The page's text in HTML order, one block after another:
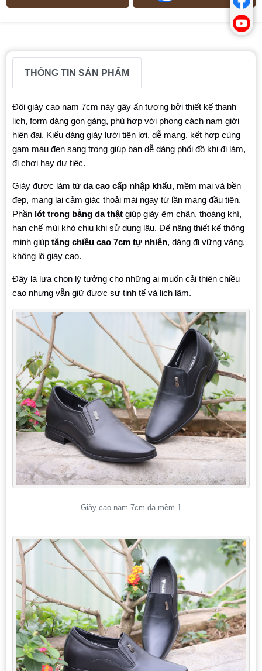
THÔNG TIN SẢN PHẨM
Đôi giày cao nam 7cm này gây ấn tượng bởi thiết kế thanh
lịch, form dáng gọn gàng, phù hợp với phong cách nam giới
hiện đại. Kiểu dáng giày lười tiện lợi, dễ mang, kết hợp cùng
gam màu đen sang trọng giúp bạn dễ dàng phối đồ khi đi làm,
đi chơi hay dự tiệc.
Giày được làm từda cao cấp nhập khẩu, mềm mại và bền
đẹp, mang lại cảm giác thoải mái ngay từ lần mang đầu tiên.
Phần lót trong bằng da thật giúp giày êm chân, thoáng khí,
hạn chế mùi khó chịu khi sử dụng lâu. Đế nâng thiết kế thông
minh giúptăng chiều cao 7cm tự nhiên, dáng đi vững vàng,
không lộ giày cao.
Đây là lựa chọn lý tưởng cho những ai muốn cải thiện chiều
cao nhưng vẫn giữ được sự tinh tế và lịch lãm.
Giày cao nam 7cm da mềm 1